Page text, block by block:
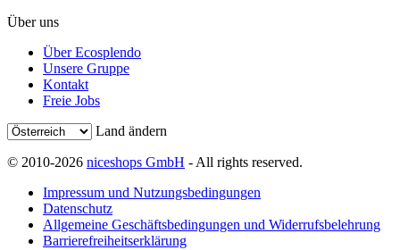
Über uns
Über Ecosplendo
Unsere Gruppe
Kontakt
Freie Jobs
Land ändern
© 2010-2026 niceshops GmbH - All rights reserved.
Impressum und Nutzungsbedingungen
Datenschutz
Allgemeine Geschäftsbedingungen und Widerrufsbelehrung
Barrierefreiheitserklärung